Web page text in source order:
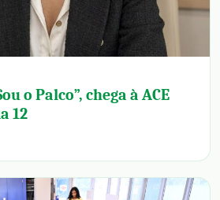
o Palco”, chega à ACE
12